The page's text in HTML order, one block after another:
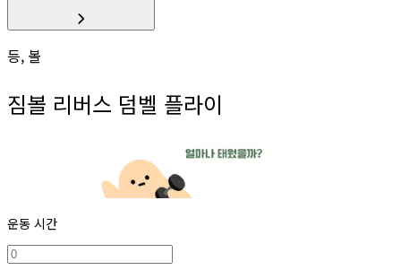
등, 볼
짐볼 리버스 덤벨 플라이
운동 시간